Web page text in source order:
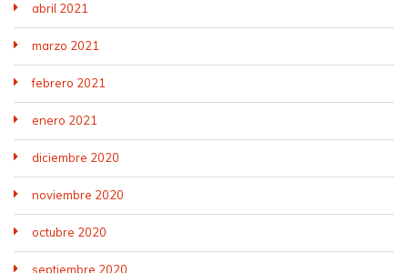
abril 2021
marzo 2021
febrero 2021
enero 2021
diciembre 2020
noviembre 2020
octubre 2020
septiembre 2020